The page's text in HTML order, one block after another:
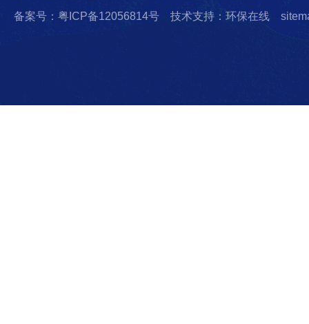
备案号：粤ICP备12056814号 技术支持：环保在线